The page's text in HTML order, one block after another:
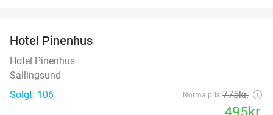
Hotel Pinenhus
Hotel Pinenhus
Sallingsund
Solgt: 106
Normalpris 775kr.